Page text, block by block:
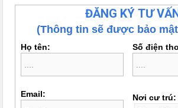
ĐĂNG KÝ TƯ VẤN
(Thông tin sẽ được bảo
Họ tên: Số điện
Email: Nơi cư trú: